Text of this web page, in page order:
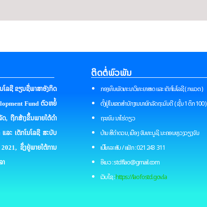
ໂລຊີ ຂຽນຊື່ພາສາອັງກິດ
Fund ຕົວຫຍໍ້
, ຖືກສ້າງຂຶ້ນພາຍໃຕ້ດໍາ
ລະ ເຕັກໂນໂລຊີ ສະບັບ
ຊຶ່ງຢູ່ພາຍໃຕ້ການ
າ
ຕິດຕໍ່ພົວພັນ
ກອງທຶນພັດທະນາວິທະຍາສາດ ແລະ ເຕັກໂນໂລຊີ ( ກພວຕ )
ຕັ້ງຢູ່ໃນເຂດສຳນັກງານນາຍົກລັດຖະມົນຕີ ( ຊັ້ນ 1 ຕຶກ 100 )
ຖະໜົນ ນາໄຮ່ດຽວ
ບ້ານ ສີດຳດວນ, ເມືອງ ຈັນທະບູລີ, ນະຄອນຫຼວງວຽງຈັນ
ເບີໂທລະສັບ / ແຟັກ : 021 243 311
ອີເມວ : stdflao@gmail.com
ເວັບໄຊ :https://laofostd.gov.la